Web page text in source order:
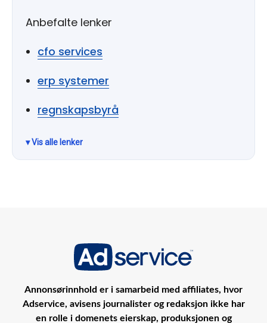
Anbefalte lenker
cfo services
erp systemer
regnskapsbyrå
Annonsørinnhold er i samarbeid med affiliates, hvor
Adservice, avisens journalister og redaksjon ikke har
en rolle i domenets eierskap, produksjonen og